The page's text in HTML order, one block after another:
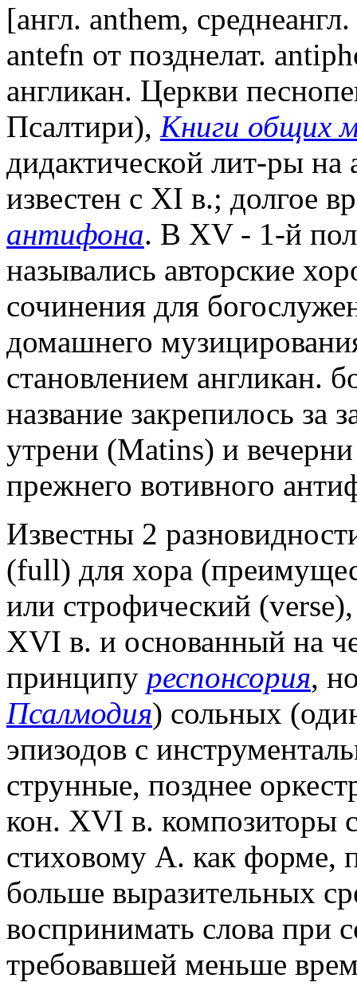
[англ. anthem,
antefn от позднелат.
англикан. Церкви
Псалтири), Книги общих
дидактической лит-ры
известен с XI в.; долгое
антифона. В XV - 1-й
назывались авторские
сочинения для
домашнего
становлением англикан.
название закрепилось
утрени (Matins) и
прежнего вотивного
Известны 2
(full) для хора
или строфический
XVI в. и основанный на
принципу респонсория,
Псалмодия) сольных
эпизодов с
струнные, позднее
кон. XVI в. композиторы
стиховому А. как форме,
больше выразительных
воспринимать слова при
требовавшей меньше